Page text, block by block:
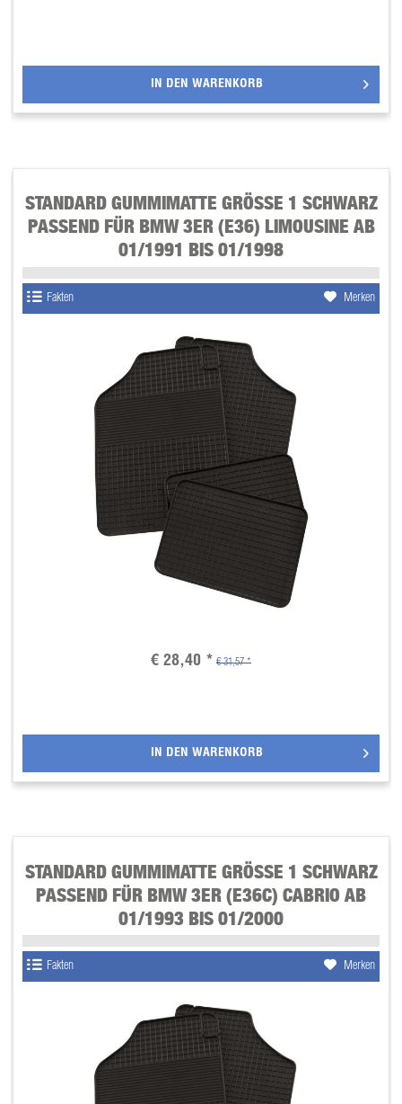
IN DEN WARENKORB
STANDARD GUMMIMATTE GRÖSSE 1 SCHWARZ P
ASSEND FÜR BMW 3ER (E36) LIMOUSINE AB 0
1/1991 BIS 01/1998
€ 28,40 * € 31,57 *
IN DEN WARENKORB
Fakten Merken
STANDARD GUMMIMATTE GRÖSSE 1 SCHWARZ P
ASSEND FÜR BMW 3ER (E36C) CABRIO AB 0
1/1993 BIS 01/2000
Fakten Merken